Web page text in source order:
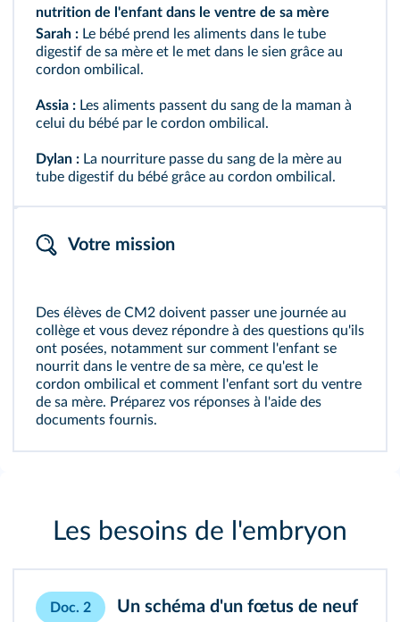
nutrition de l'enfant dans le ventre de sa mère
Sarah : Le bébé prend les aliments dans le tube
digestif de sa mère et le met dans le sien grâce au
cordon ombilical.
Assia : Les aliments passent du sang de la maman à
celui du bébé par le cordon ombilical.
Dylan : La nourriture passe du sang de la mère au
tube digestif du bébé grâce au cordon ombilical.
Votre mission
Des élèves de CM2 doivent passer une journée au
collège et vous devez répondre à des questions qu'ils
ont posées, notamment sur comment l'enfant se
nourrit dans le ventre de sa mère, ce qu'est le
cordon ombilical et comment l'enfant sort du ventre
de sa mère. Préparez vos réponses à l'aide des
documents fournis.
Les besoins de l'embryon
Doc. 2
Un schéma d'un fœtus de neuf